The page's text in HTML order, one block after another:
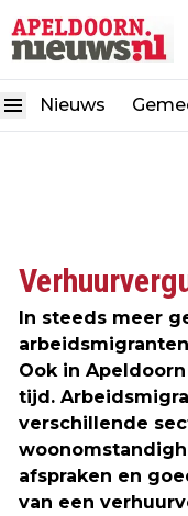
Nieuws
In steeds meer
Ook in
tijd.
verschillende
afspraken en
van een